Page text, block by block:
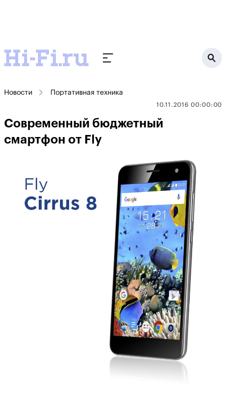
Новости Портативная техника
10.11.2016 00:00:00
Современный бюджетный
смартфон от Fly